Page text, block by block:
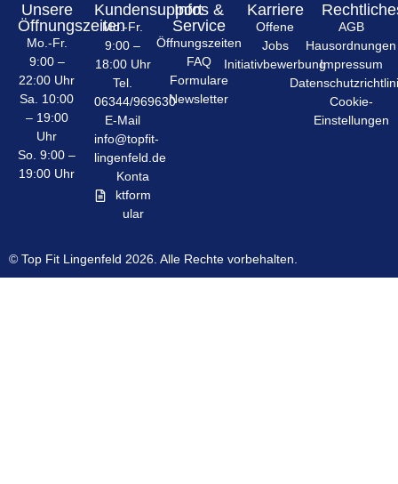
Unsere
Öffnungszeiten
Mo.-Fr.
9:00 –
22:00 Uhr
Sa. 10:00
– 19:00
Uhr
So. 9:00 –
19:00 Uhr
Kundensupport
Mo.-Fr.
9:00 –
18:00 Uhr
Tel.
06344/969630
E-Mail
info@topfit-
lingenfeld.de
Konta
ktform
ular
Infos &
Service
Öffnungszeiten
FAQ
Formulare
Newsletter
Karriere
Offene
Jobs
Initiativbewerbung
AGB
Hausordnungen
Impressum
Cookie-
Einstellungen
© Top Fit Lingenfeld 2026. Alle Rechte vorbehalten.